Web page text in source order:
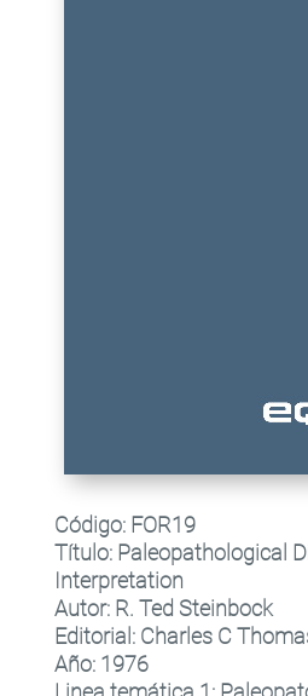
Código: FOR19
Título: Paleopathological
Interpretation
Autor: R. Ted Steinbock
Editorial : Charles C
Año: 1976